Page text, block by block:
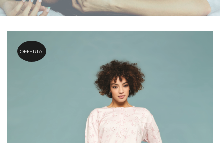
OFFERTA!